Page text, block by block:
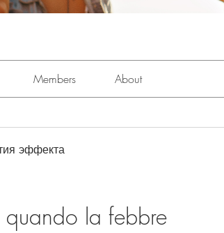
Members About
эффекта
la febbre